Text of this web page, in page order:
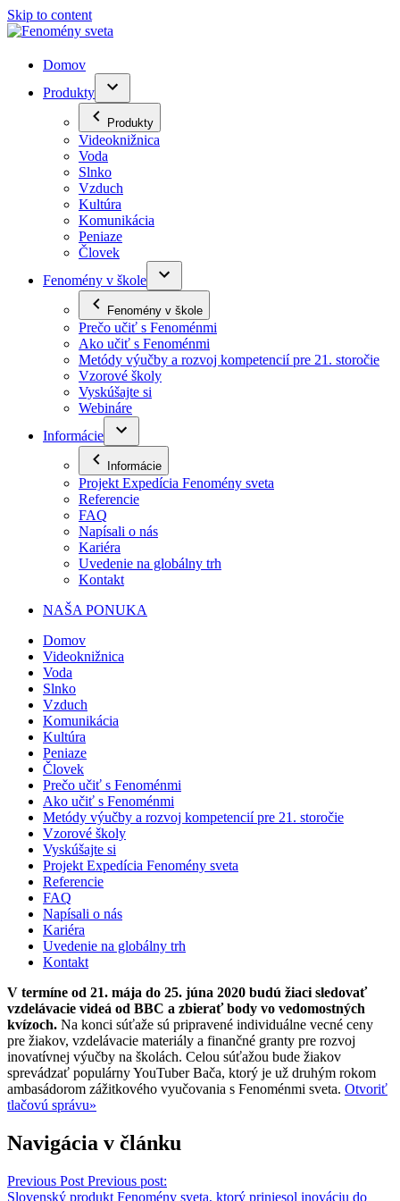
Skip to content
Domov
Produkty
Produkty
Videoknižnica
Voda
Slnko
Vzduch
Kultúra
Komunikácia
Peniaze
Človek
Fenomény v škole
Fenomény v škole
Prečo učiť s Fenoménmi
Ako učiť s Fenoménmi
Metódy výučby a rozvoj kompetencií pre 21. storočie
Vzorové školy
Vyskúšajte si
Webináre
Informácie
Informácie
Projekt Expedícia Fenomény sveta
Referencie
FAQ
Napísali o nás
Kariéra
Uvedenie na globálny trh
Kontakt
NAŠA PONUKA
Domov
Videoknižnica
Voda
Slnko
Vzduch
Komunikácia
Kultúra
Peniaze
Človek
Prečo učiť s Fenoménmi
Ako učiť s Fenoménmi
Metódy výučby a rozvoj kompetencií pre 21. storočie
Vzorové školy
Vyskúšajte si
Projekt Expedícia Fenomény sveta
Referencie
FAQ
Napísali o nás
Kariéra
Uvedenie na globálny trh
Kontakt
V termíne od 21. mája do 25. júna 2020 budú žiaci sledovať
vzdelávacie videá od BBC a zbierať body vo vedomostných
kvízoch. Na konci súťaže sú pripravené individuálne vecné ceny
pre žiakov, vzdelávacie materiály a finančné granty pre rozvoj
inovatívnej výučby na školách. Celou súťažou bude žiakov
sprevádzať populárny YouTuber Bača, ktorý je už druhým rokom
ambasádorom zážitkového vyučovania s Fenoménmi sveta. Otvoriť
tlačovú správu»
Navigácia v článku
Previous Post Previous post:
Slovenský produkt Fenomény sveta, ktorý priniesol inováciu do